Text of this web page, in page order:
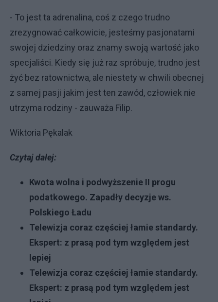
- To jest ta adrenalina, coś z czego trudno
zrezygnować całkowicie, jesteśmy pasjonatami
swojej dziedziny oraz znamy swoją wartość jako
specjaliści. Kiedy się już raz spróbuje, trudno jest
żyć bez ratownictwa, ale niestety w chwili obecnej
z samej pasji jakim jest ten zawód, człowiek nie
utrzyma rodziny - zauważa Filip.
Wiktoria Pękalak
Czytaj dalej:
Kwota wolna i podwyższenie II progu
podatkowego. Zapadły decyzje ws.
Polskiego Ładu
Telewizja coraz częściej łamie standardy.
Ekspert: z prasą pod tym względem jest
lepiej
Telewizja coraz częściej łamie standardy.
Ekspert: z prasą pod tym względem jest